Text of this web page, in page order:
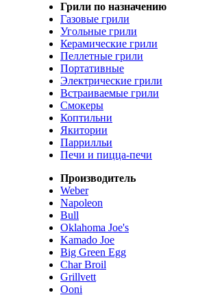
Грили по назначению
Газовые грили
Угольные грили
Керамические грили
Пеллетные грили
Портативные
Электрические грили
Встраиваемые грили
Смокеры
Коптильни
Якитории
Паррилльи
Печи и пицца-печи
Производитель
Weber
Napoleon
Bull
Oklahoma Joe's
Kamado Joe
Big Green Egg
Char Broil
Grillvett
Ooni